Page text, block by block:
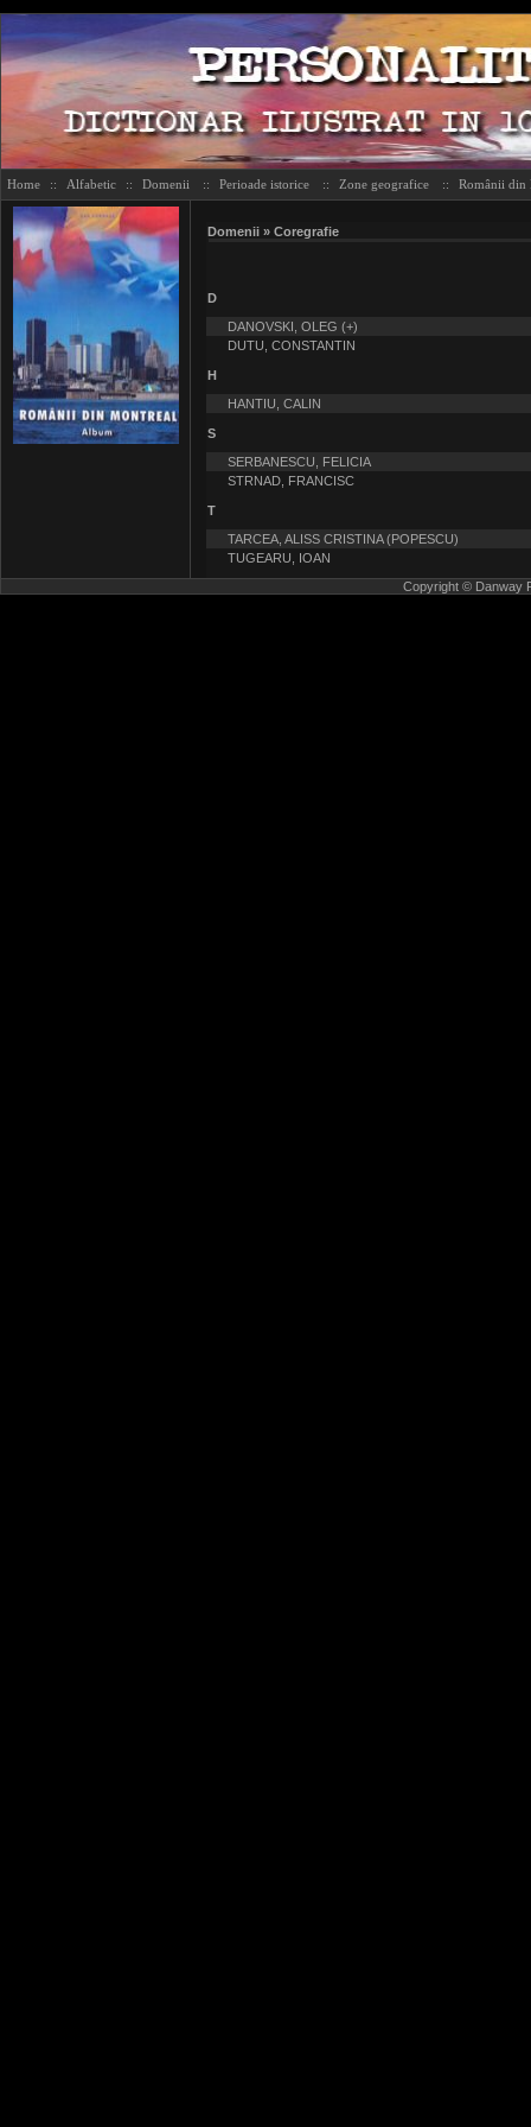
Home :: Alfabetic :: Domenii :: Perioade istorice :: Zone geografice :: Românii din
Domenii » Coregrafie
D
DANOVSKI, OLEG (+)
DUTU, CONSTANTIN
H
HANTIU, CALIN
S
SERBANESCU, FELICIA
STRNAD, FRANCISC
T
TARCEA, ALISS CRISTINA (POPESCU)
TUGEARU, IOAN
Copyright © Danway